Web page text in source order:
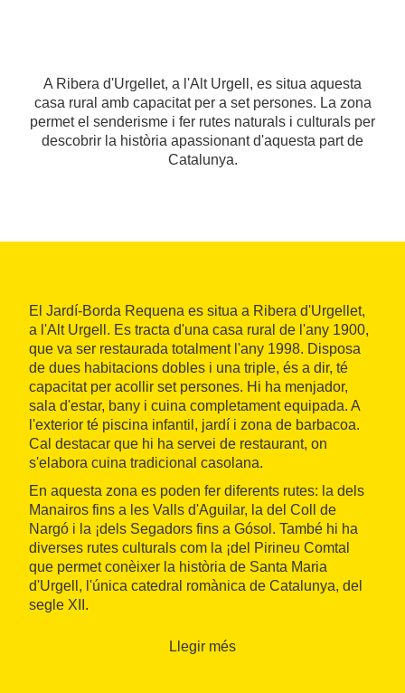
A Ribera d'Urgellet, a l'Alt Urgell, es situa aquesta
casa rural amb capacitat per a set persones. La zona
permet el senderisme i fer rutes naturals i culturals per
descobrir la història apassionant d'aquesta part de
Catalunya.
El Jardí-Borda Requena es situa a Ribera d'Urgellet,
a l'Alt Urgell. Es tracta d'una casa rural de l'any 1900,
que va ser restaurada totalment l'any 1998. Disposa
de dues habitacions dobles i una triple, és a dir, té
capacitat per acollir set persones. Hi ha menjador,
sala d'estar, bany i cuina completament equipada. A
l'exterior té piscina infantil, jardí i zona de barbacoa.
Cal destacar que hi ha servei de restaurant, on
s'elabora cuina tradicional casolana.
En aquesta zona es poden fer diferents rutes: la dels
Manairos fins a les Valls d'Aguilar, la del Coll de
Nargó i la ¡dels Segadors fins a Gósol. També hi ha
diverses rutes culturals com la ¡del Pirineu Comtal
que permet conèixer la història de Santa Maria
d'Urgell, l'única catedral romànica de Catalunya, del
segle XII.
Llegir més